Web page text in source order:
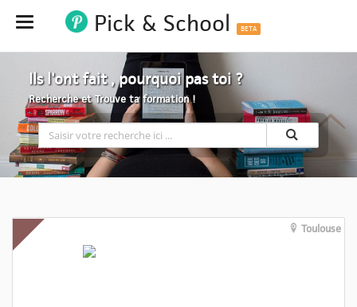
Hide Pick & School BETA
Ils l'ont fait , pourquoi pas toi ?
Recherche et Trouve ta formation !
Toulouse